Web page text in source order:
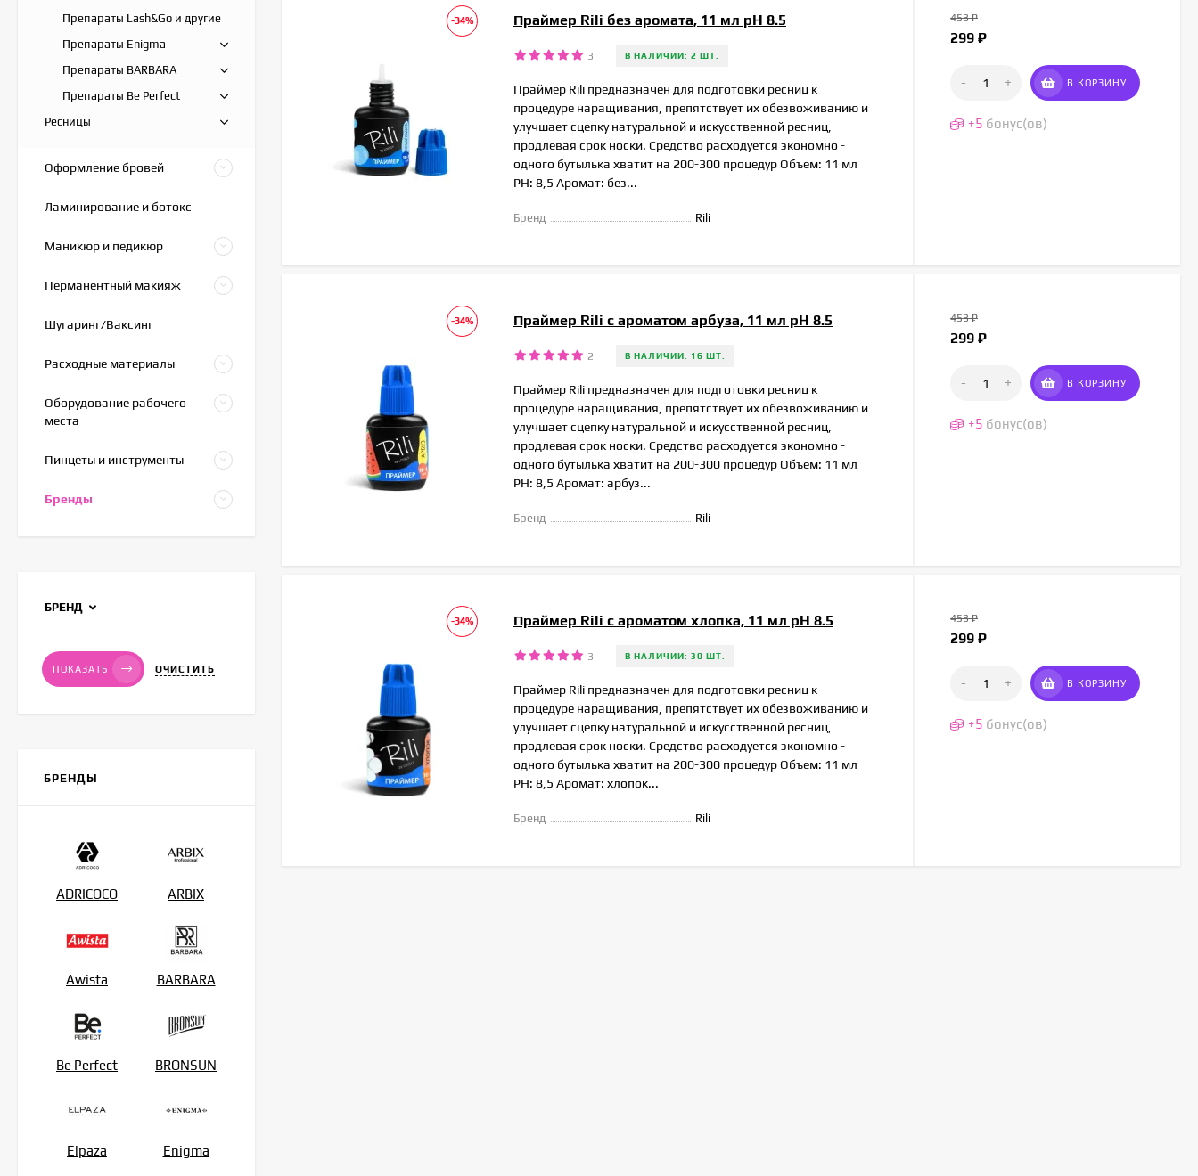
-34% Праймер Rili без аромата, 11 мл pH 8.5
3 В НАЛИЧИИ: 2 ШТ.
Праймер Rili предназначен для подготовки ресниц к
процедуре наращивания, препятствует их обезвоживанию и
улучшает сцепку натуральной и искусственной ресниц,
продлевая срок носки. Средство расходуется экономно -
одного бутылька хватит на 200-300 процедур Объем: 11 мл
РН: 8,5 Аромат: без...
Бренд Rili
453₽
299 ₽
- + В КОРЗИНУ
+5 бонус(ов)
-34% Праймер Rili с ароматом арбуза, 11 мл pH 8.5
2 В НАЛИЧИИ: 16 ШТ.
Праймер Rili предназначен для подготовки ресниц к
процедуре наращивания, препятствует их обезвоживанию и
улучшает сцепку натуральной и искусственной ресниц,
продлевая срок носки. Средство расходуется экономно -
одного бутылька хватит на 200-300 процедур Объем: 11 мл
РН: 8,5 Аромат: арбуз...
Бренд Rili
453₽
299 ₽
- + В КОРЗИНУ
+5 бонус(ов)
-34% Праймер Rili с ароматом хлопка, 11 мл pH 8.5
3 В НАЛИЧИИ: 30 ШТ.
Праймер Rili предназначен для подготовки ресниц к
процедуре наращивания, препятствует их обезвоживанию и
улучшает сцепку натуральной и искусственной ресниц,
продлевая срок носки. Средство расходуется экономно -
одного бутылька хватит на 200-300 процедур Объем: 11 мл
РН: 8,5 Аромат: хлопок...
Бренд Rili
453₽
299 ₽
- + В КОРЗИНУ
+5 бонус(ов)
Препараты Lash&Go и другие
Препараты Enigma
Препараты BARBARA
Препараты Be Perfect
Ресницы
Оформление бровей
Ламинирование и ботокс
Маникюр и педикюр
Перманентный макияж
Шугаринг/Ваксинг
Расходные материалы
Оборудование рабочего
места
Пинцеты и инструменты
Бренды
БРЕНД
ПОКАЗАТЬ ОЧИСТИТЬ
БРЕНДЫ
ADRICOCO ARBIX
Awista BARBARA
Be Perfect BRONSUN
Elpaza Enigma